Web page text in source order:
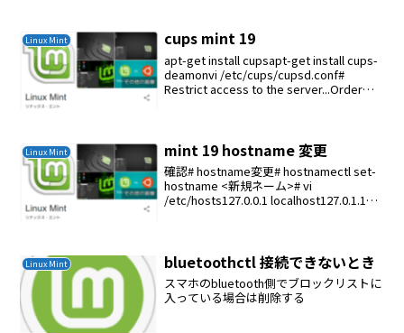
Linux Mint cups mint 19
apt-get install cupsapt-get install cups-
deamonvi /etc/cups/cupsd.conf#
Restrict access to the server...Order
Linux Mint mint 19 hostname 変更
確認# hostname変更# hostnamectl set-
hostname <新規ネーム># vi
/etc/hosts127.0.0.1 localhost127.0.1.1
Linux Mint bluetoothctl 接続できないとき
スマホのbluetooth側でブロックリストに
入っている場合は削除する